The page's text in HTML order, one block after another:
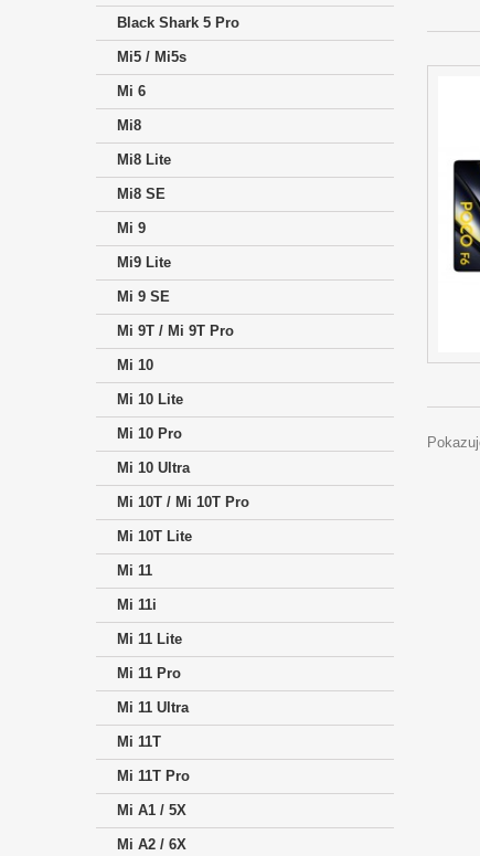
Black Shark 5 Pro
Mi5 / Mi5s
Mi 6
Mi8
Mi8 Lite
Mi8 SE
Mi 9
Mi9 Lite
Mi 9 SE
Mi 9T / Mi 9T Pro
Mi 10
Mi 10 Lite
Mi 10 Pro
Mi 10 Ultra
Mi 10T / Mi 10T Pro
Mi 10T Lite
Mi 11
Mi 11i
Mi 11 Lite
Mi 11 Pro
Mi 11 Ultra
Mi 11T
Mi 11T Pro
Mi A1 / 5X
Mi A2 / 6X